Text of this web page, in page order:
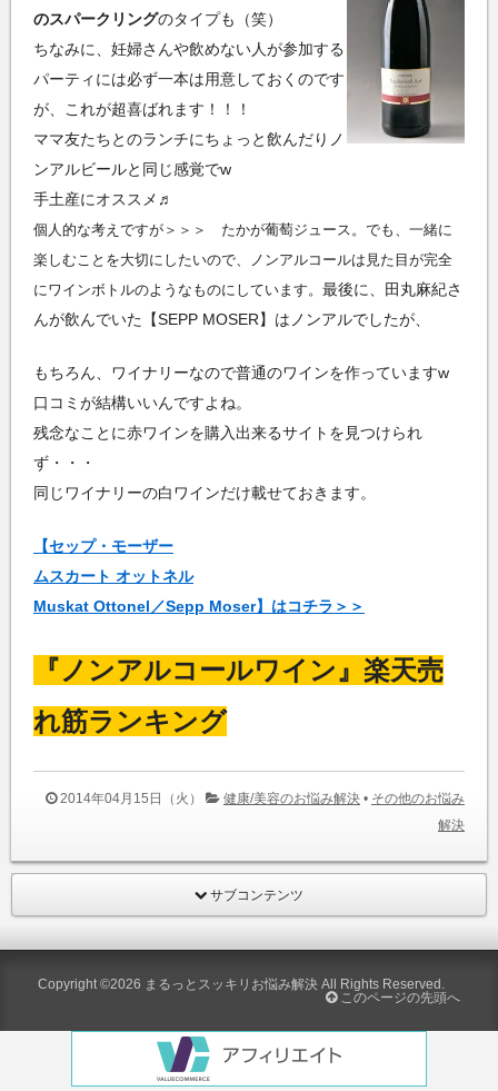
のスパークリングのタイプも（笑）
ちなみに、妊婦さんや飲めない人が参加する
パーティには必ず一本は用意しておくのです
が、これが超喜ばれます！！！
ママ友たちとのランチにちょっと飲んだりノ
ンアルビールと同じ感覚でw
手土産にオススメ♬
個人的な考えですが＞＞＞ たかが葡萄ジュース。でも、一緒に
楽しむことを大切にしたいので、ノンアルコールは見た目が完全
にワインボトルのようなものにしています。 最後に、田丸麻紀さ
んが飲んでいた【SEPP MOSER】はノンアルでしたが、
もちろん、ワイナリーなので普通のワインを作っていますw
口コミが結構いいんですよね。
残念なことに赤ワインを購入出来るサイトを見つけられ
ず・・・
同じワイナリーの白ワインだけ載せておきます。
【セップ・モーザー
ムスカート オットネル
Muskat Ottonel／Sepp Moser】はコチラ＞＞
『ノンアルコールワイン』楽天売
れ筋ランキング
2014年04月15日（火） 健康/美容のお悩み解決 • その他のお悩み
解決
サブコンテンツ
Copyright ©2026 まるっとスッキリお悩み解決 All Rights Reserved.
このページの先頭へ